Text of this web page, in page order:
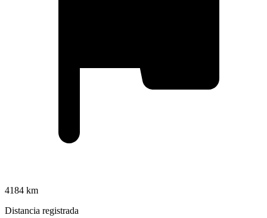
4184 km
Distancia registrada